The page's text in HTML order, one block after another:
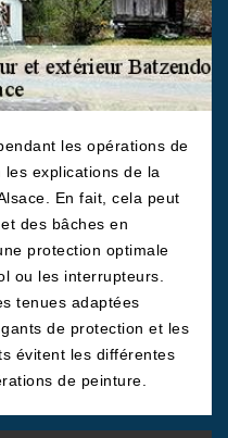
les opérations de
explications de la
En fait, cela peut
des bâches en
protection optimale
ou les interrupteurs.
tenues adaptées
de protection et les
évitent les différentes
de peinture.